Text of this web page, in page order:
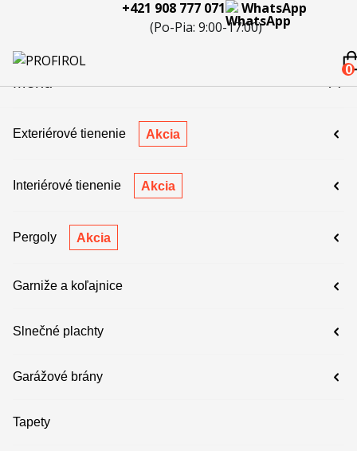
Servis a
Kontakty KariéraSpolupráca
777 071
+421 908 777 071
WhatsApp
(Po-Pia: 9:00-17:00)
0
Menu
Exteriérové tienenie Akcia
Interiérové tienenie Akcia
Pergoly Akcia
Garniže a koľajnice
Slnečné plachty
Garážové brány
Tapety